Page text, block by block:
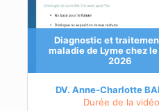
Diagnostic et
maladie de Lyme chez
2026
DV. Anne-Charlotte
Durée de la